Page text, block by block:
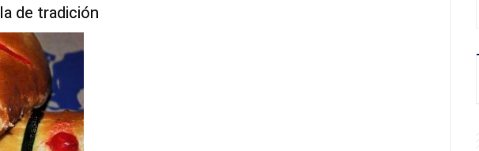
de tradición